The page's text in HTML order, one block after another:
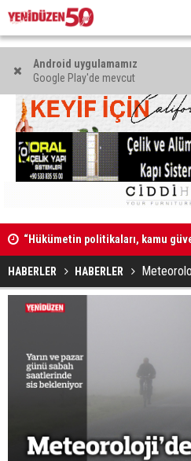
Android uygulamamız
Google Play'de mevcut
“Hükümetin politikaları, kamu
bozdu”
HABERLER HABERLER